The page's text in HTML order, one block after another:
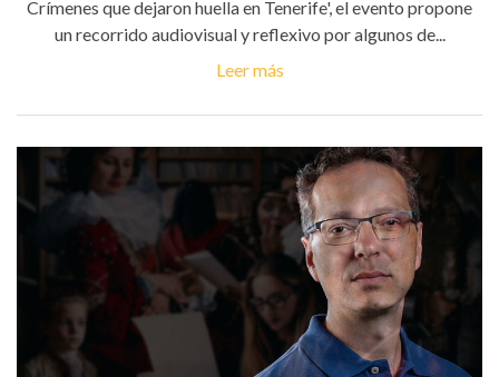
Crímenes que dejaron huella en Tenerife', el evento propone
un recorrido audiovisual y reflexivo por algunos de...
Leer más